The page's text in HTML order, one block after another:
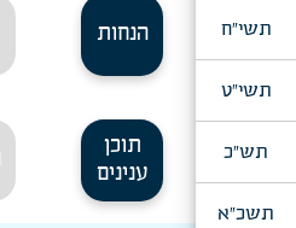
תשי"ח
תשי"ט
תש"כ
תשכ"א
הנחות
תוכן
ענינים